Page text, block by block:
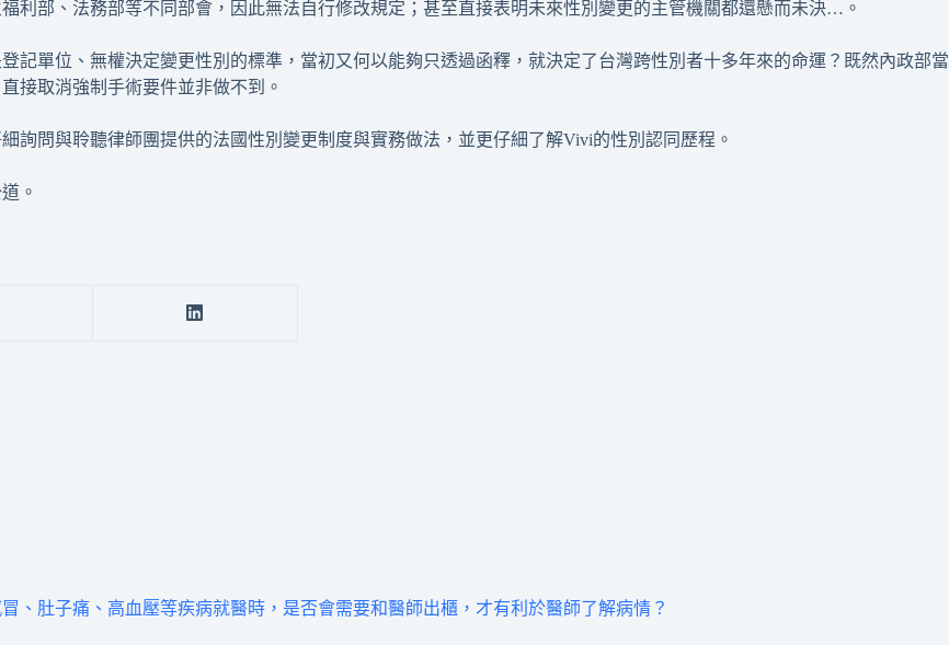
利部、法務部等不同部會，因此無法自行修改規定；甚至直接表明未來性別變更的主管機關都還懸而未決…。
記單位、無權決定變更性別的標準，當初又何以能夠只透過函釋，就決定了台灣跨性別者十多年來的命運？既然內政部當
接取消強制手術要件並非做不到。
詢問與聆聽律師團提供的法國性別變更制度與實務做法，並更仔細了解Vivi的性別認同歷程。
。
、肚子痛、高血壓等疾病就醫時，是否會需要和醫師出櫃，才有利於醫師了解病情？